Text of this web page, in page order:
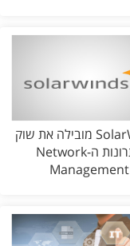
SolarWinds מובילה את שוק
פתרונות ה-Network
Management